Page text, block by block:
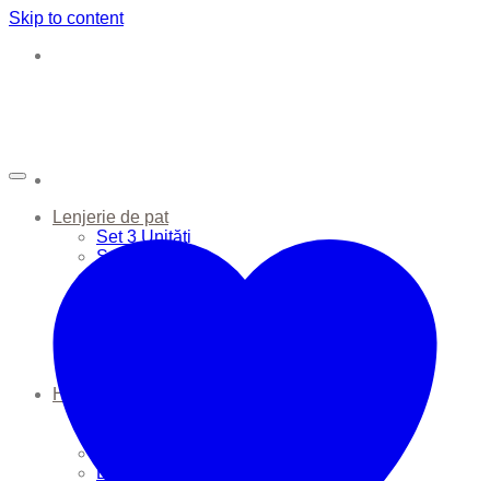
Skip to content
Lenjerie de pat
Set 3 Unități
Set 6 Unități
Haine Bebe
Body